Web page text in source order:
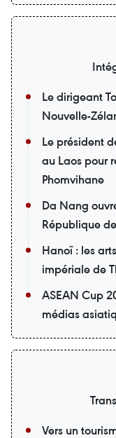
Le dirigeant
Nouvelle-
Le président
au Laos pour
Phomvihane
Da Nang
République
Hanoï : les
impériale de
ASEAN Cup
médias
Vers un